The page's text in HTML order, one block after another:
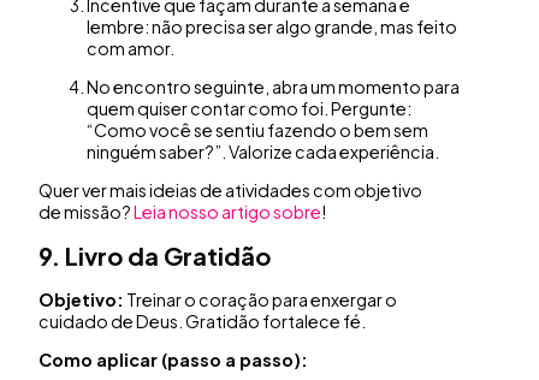
Incentive que façam durante a semana e
lembre: não precisa ser algo grande, mas feito
com amor.
No encontro seguinte, abra um momento para
quem quiser contar como foi. Pergunte:
“Como você se sentiu fazendo o bem sem
ninguém saber?”. Valorize cada experiência.
Quer ver mais ideias de atividades com objetivo
de missão?Leia nosso artigo sobre!
9. Livro da Gratidão
Objetivo: Treinar o coração para enxergar o
cuidado de Deus. Gratidão fortalece fé.
Como aplicar (passo a passo):